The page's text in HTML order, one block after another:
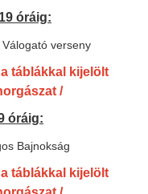
óráig:
verseny
táblákkal kijelölt
/
óráig:
Bajnokság
táblákkal kijelölt